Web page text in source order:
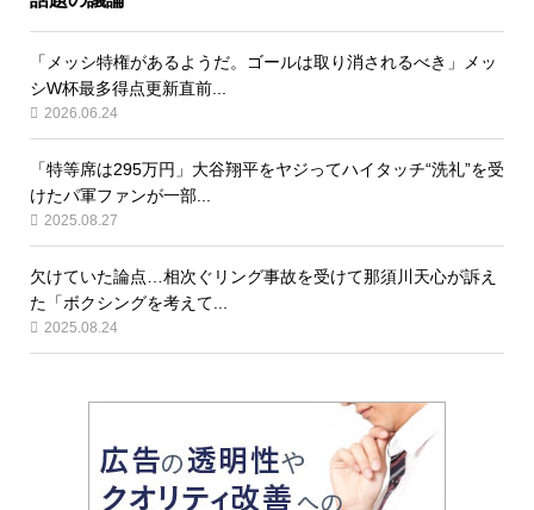
「メッシ特権があるようだ。ゴールは取り消されるべき」メッ
シW杯最多得点更新直前...
2026.06.24
「特等席は295万円」大谷翔平をヤジってハイタッチ“洗礼”を受
けたパ軍ファンが一部...
2025.08.27
欠けていた論点…相次ぐリング事故を受けて那須川天心が訴え
た「ボクシングを考えて...
2025.08.24